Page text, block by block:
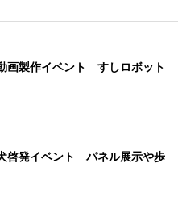
画製作イベント すしロボット
啓発イベント パネル展示や歩